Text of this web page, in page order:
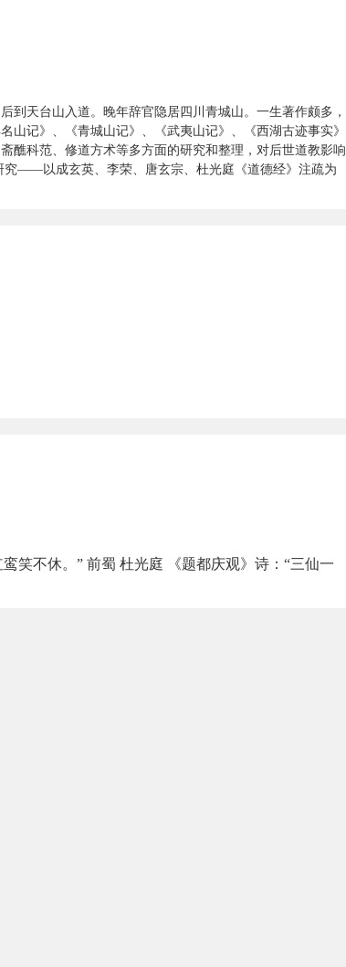
天台山入道。晚年辞官隐居四川青城山。一生著作颇多，
记》、《青城山记》、《武夷山记》、《西湖古迹事实》
醮科范、修道方术等多方面的研究和整理，对后世道教影响
究——以成玄英、李荣、唐玄宗、杜光庭《道德经》注疏为
笑不休。” 前蜀 杜光庭 《题都庆观》诗：“三仙一